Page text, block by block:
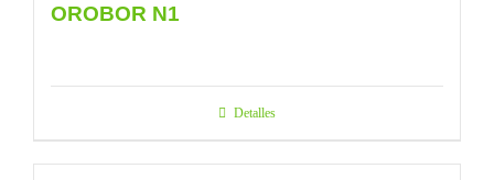
OROBOR N1
Detalles